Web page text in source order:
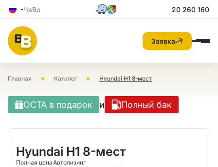
ЧаВо 20 260 160
Заявка
Главная • Каталог • Hyundai H1 8-мест
OCTA в подарок и Полный бак
Hyundai H1 8-мест
Полная ценаАвтолизинг